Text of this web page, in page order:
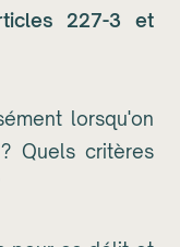
227-3 et
lorsqu'on
Quels critères